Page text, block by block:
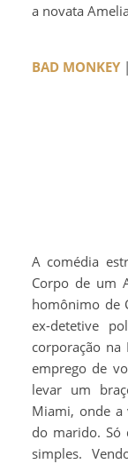
a novata
BAD MONKEY
A comédia
Corpo de um
homônimo de
ex-detetive
corporação na
emprego de
levar um
Miami, onde a
do marido. Só
simples.